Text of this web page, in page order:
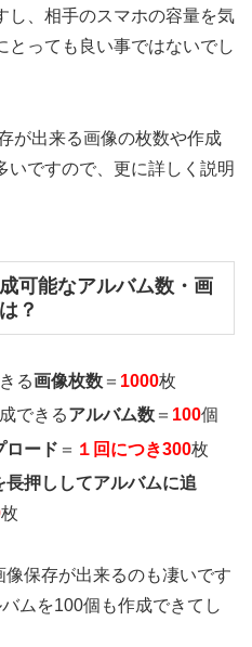
し、相手のスマホの容量を気
とっても良い事ではないでし
が出来る画像の枚数や作成
いですので、更に詳しく説明
可能なアルバム数・画
？
る画像枚数 ＝ 1000枚
できるアルバム数 ＝ 100個
ロード ＝ １回につき300枚
長押ししてアルバムに追
枚
保存が出来るのも凄いです
ムを100個も作成できてし